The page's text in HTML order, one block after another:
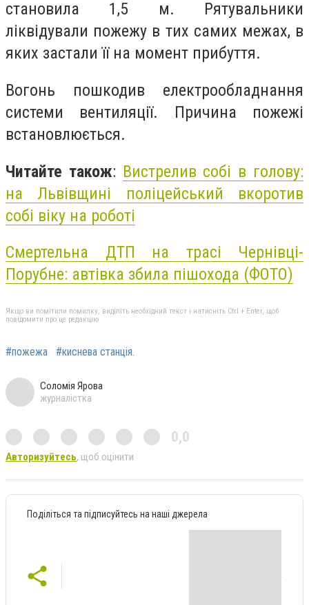
становила 1,5 м. Рятувальники
ліквідували пожежу в тих самих межах, в
яких застали її на момент прибуття.
Вогонь пошкодив електрообладнання
системи вентиляції. Причина пожежі
встановлюється.
Читайте також: Вистрелив собі в голову:
на Львівщині поліцейський вкоротив
собі віку на роботі
Смертельна ДТП на трасі Чернівці-
Порубне: автівка збила пішохода (ФОТО)
Якщо ви помітили помилку, виділіть необхідний текст і натисніть Ctrl + Enter, щоб
повідомити про це редакцію
#пожежа #киснева станція.
Соломія Ярова
журналістка
0,0
Авторизуйтесь, щоб оцінити
Поділіться та підписуйтесь на наші джерела